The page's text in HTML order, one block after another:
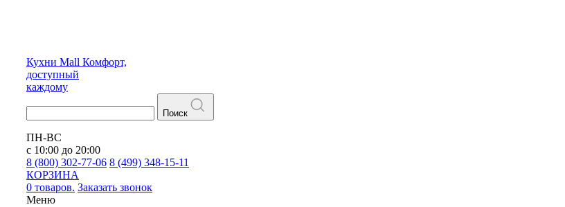
Кухни Mall Комфорт,
доступный
каждому
Поиск
ПН-ВС
с 10:00 до 20:00
8 (800) 302-77-06 8 (499) 348-15-11
КОРЗИНА
0 товаров. Заказать звонок
Меню